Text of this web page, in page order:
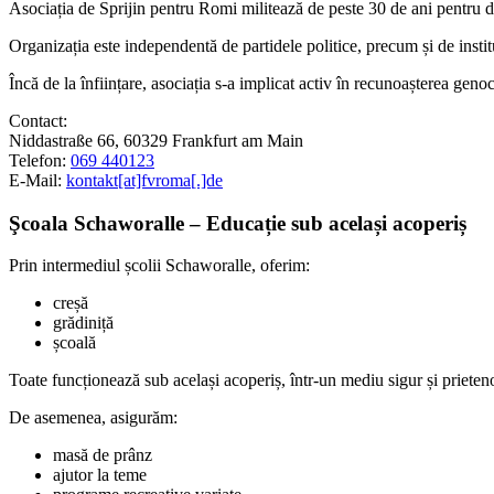
Asociația de Sprijin pentru Romi militează de peste 30 de ani
Organizația este independentă de partidele politice, precum și de
Încă de la înființare, asociația s-a implicat activ în recunoașterea
Contact:
Niddastraße 66, 60329 Frankfurt am Main
Telefon: 069 440123
E-Mail: kontakt[at]fvroma[.]de
Şcoala Schaworalle – Educație sub același acoperiș
Prin intermediul școlii Schaworalle, oferim:
creșă
grădiniță
școală
Toate funcționează sub același acoperiș, într-un mediu sigur și
De asemenea, asigurăm:
masă de prânz
ajutor la teme